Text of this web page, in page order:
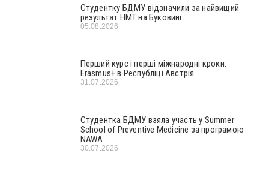
Студентку БДМУ відзначили за найвищий
результат НМТ на Буковині
05.08.2026
Перший курс і перші міжнародні кроки:
Erasmus+ в Республіці Австрія
31.07.2026
Студентка БДМУ взяла участь у Summer
School of Preventive Medicine за програмою
NAWA
30.07.2026